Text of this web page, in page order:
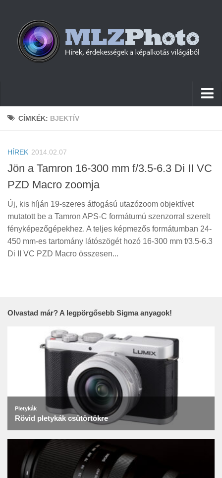
Hírek
Cikkek
Szoftver
Firmware
Tudástár
Tanácsok
Érdekességek
CÍMKÉK: BJEKTÍV
HÍREK 2014.02.07
Jön a Tamron 16-300 mm f/3.5-6.3 Di II VC
PZD Macro zoomja
Új, kis híján 19-szeres átfogású utazózoom objektívet
mutatott be a Tamron APS-C formátumú szenzorral szerelt
fényképezőgépekhez. A teljes képmezős formátumban 24-
450 mm-es tartomány látószögét hozó 16-300 mm f/3.5-6.3
Di II VC PZD Macro összesen...
Olvastad már? A legpörgősebb Sigma anyagok!